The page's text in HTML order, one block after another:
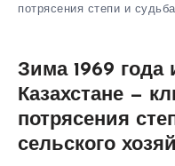
потрясения степи и
Зима 1969
Казахстане —
потрясения
сельского